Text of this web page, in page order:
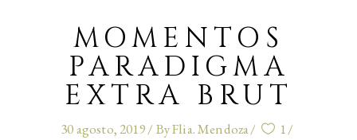
MOMENTOS
PARADIGMA
EXTRA BRUT
30 agosto, 2019 ByFlia. Mendoza
1